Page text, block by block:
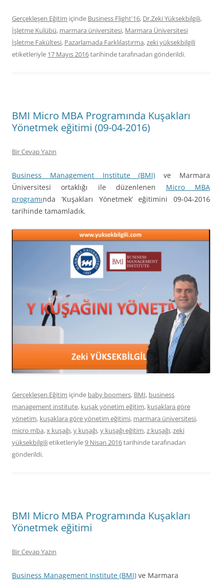
Gerçekleşen Eğitim içinde Business Flight'16, Dr.Zeki Yüksekbilgili,
İşletme Kulübü, marmara üniversitesi, Marmara Üniversitesi
İşletme Fakültesi, Pazarlamada Farklılaştırma,zeki yüksekbilgili
etiketleriyle 17 Mayıs 2016tarihindetarafınadan gönderildi.
BMI Micro MBA Programında Kuşakları
Yönetmek eğitimi (09-04-2016)
Bir Cevap Yazın
Business Management Institute (BMI) ve Marmara
Üniversitesi ortaklığı ile düzenlenen Micro MBA
programında ‘Kuşakları Yönetmek’ eğitimini 09-04-2016
tarihinde tamamladık.
Gerçekleşen Eğitim içinde baby boomers, BMI, business
management institute, kuşak yönetim eğitim, kuşaklara göre
yönetim, kuşaklara göre yönetim eğitimi, marmara üniversitesi,
micro mba,x kuşağı,y kuşağı,y kuşağı eğitim,z kuşağı,zeki
yüksekbilgilietiketleriyle9 Nisan 2016tarihindetarafınadan
gönderildi.
BMI Micro MBA Programında Kuşakları
Yönetmek eğitimi
Bir Cevap Yazın
Business Management Institute (BMI) ve Marmara